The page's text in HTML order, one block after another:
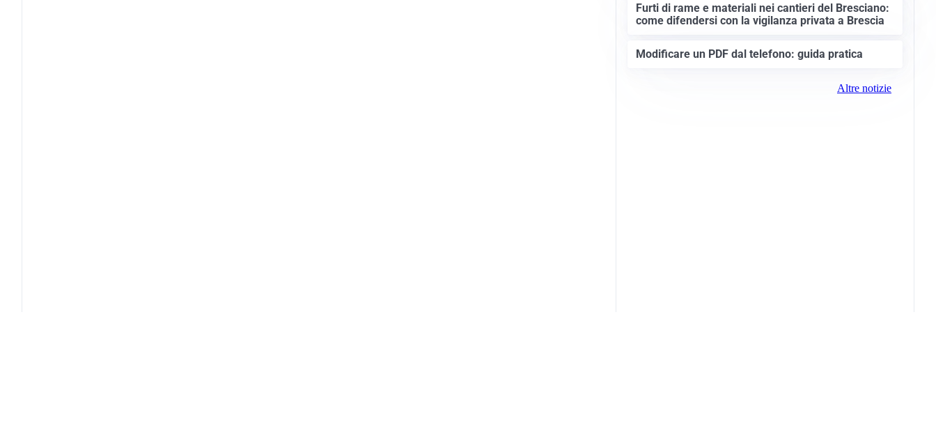
Furti di rame e materiali nei cantieri del Bresciano:
come difendersi con la vigilanza privata a Brescia
Modificare un PDF dal telefono: guida pratica
Altre notizie